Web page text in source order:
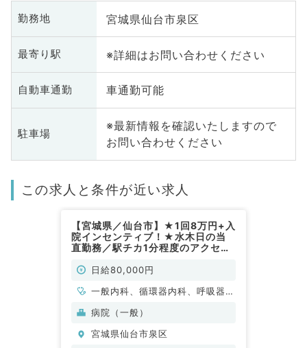
勤務地 宮城県仙台市泉区
最寄り駅 ※詳細はお問い合わせください
自動車通勤 車通勤可能
駐車場
※最新情報を確認いたしますので
お問い合わせください
この求人と条件が近い求人
【宮城県／仙台市】★1回8万円+入
院インセンティブ！★水木日の当
直勤務／駅チカ1分程度のアクセス
っている病院です（内科系／非常
日給80,000円
一般内科、循環器内科、呼吸器内
科、消化器内科、内分泌・代謝内
病院（一般）
宮城県仙台市泉区